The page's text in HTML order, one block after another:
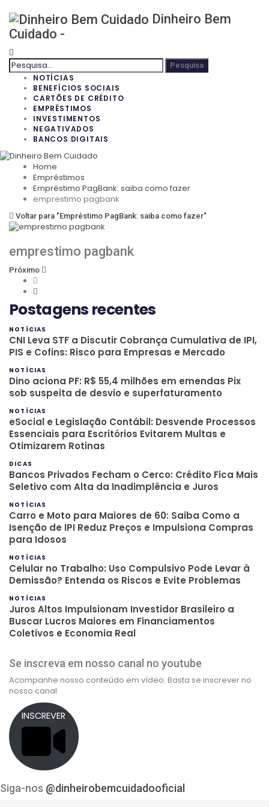
Dinheiro Bem
Cuidado -
NOTÍCIAS
BENEFÍCIOS SOCIAIS
CARTÕES DE CRÉDITO
EMPRÉSTIMOS
INVESTIMENTOS
NEGATIVADOS
BANCOS DIGITAIS
Home
Empréstimos
Empréstimo PagBank: saiba como fazer
emprestimo pagbank
Voltar para "Empréstimo PagBank: saiba como fazer"
emprestimo pagbank
Próximo
Postagens recentes
NOTÍCIAS
CNI Leva STF a Discutir Cobrança Cumulativa de IPI,
PIS e Cofins: Risco para Empresas e Mercado
NOTÍCIAS
Dino aciona PF: R$ 55,4 milhões em emendas Pix
sob suspeita de desvio e superfaturamento
NOTÍCIAS
eSocial e Legislação Contábil: Desvende Processos
Essenciais para Escritórios Evitarem Multas e
Otimizarem Rotinas
DICAS
Bancos Privados Fecham o Cerco: Crédito Fica Mais
Seletivo com Alta da Inadimplência e Juros
NOTÍCIAS
Carro e Moto para Maiores de 60: Saiba Como a
Isenção de IPI Reduz Preços e Impulsiona Compras
para Idosos
NOTÍCIAS
Celular no Trabalho: Uso Compulsivo Pode Levar à
Demissão? Entenda os Riscos e Evite Problemas
NOTÍCIAS
Juros Altos Impulsionam Investidor Brasileiro a
Buscar Lucros Maiores em Financiamentos
Coletivos e Economia Real
Se inscreva em nosso canal no youtube
Acompanhe nosso conteúdo em vídeo. Basta se inscrever no
nosso canal
INSCREVER
Siga-nos @dinheirobemcuidadooficial